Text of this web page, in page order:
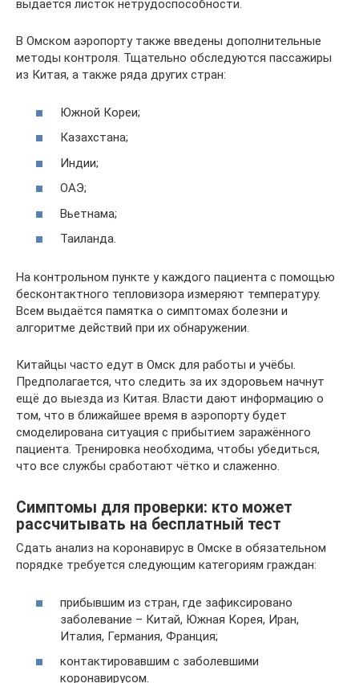
выдаётся листок нетрудоспособности.
В Омском аэропорту также введены дополнительные
методы контроля. Тщательно обследуются пассажиры
из Китая, а также ряда других стран:
Южной Кореи;
Казахстана;
Индии;
ОАЭ;
Вьетнама;
Таиланда.
На контрольном пункте у каждого пациента с помощью
бесконтактного тепловизора измеряют температуру.
Всем выдаётся памятка о симптомах болезни и
алгоритме действий при их обнаружении.
Китайцы часто едут в Омск для работы и учёбы.
Предполагается, что следить за их здоровьем начнут
ещё до выезда из Китая. Власти дают информацию о
том, что в ближайшее время в аэропорту будет
смоделирована ситуация с прибытием заражённого
пациента. Тренировка необходима, чтобы убедиться,
что все службы сработают чётко и слаженно.
Симптомы для проверки: кто может
рассчитывать на бесплатный тест
Сдать анализ на коронавирус в Омске в обязательном
порядке требуется следующим категориям граждан:
прибывшим из стран, где зафиксировано
заболевание – Китай, Южная Корея, Иран,
Италия, Германия, Франция;
контактировавшим с заболевшими
коронавирусом.